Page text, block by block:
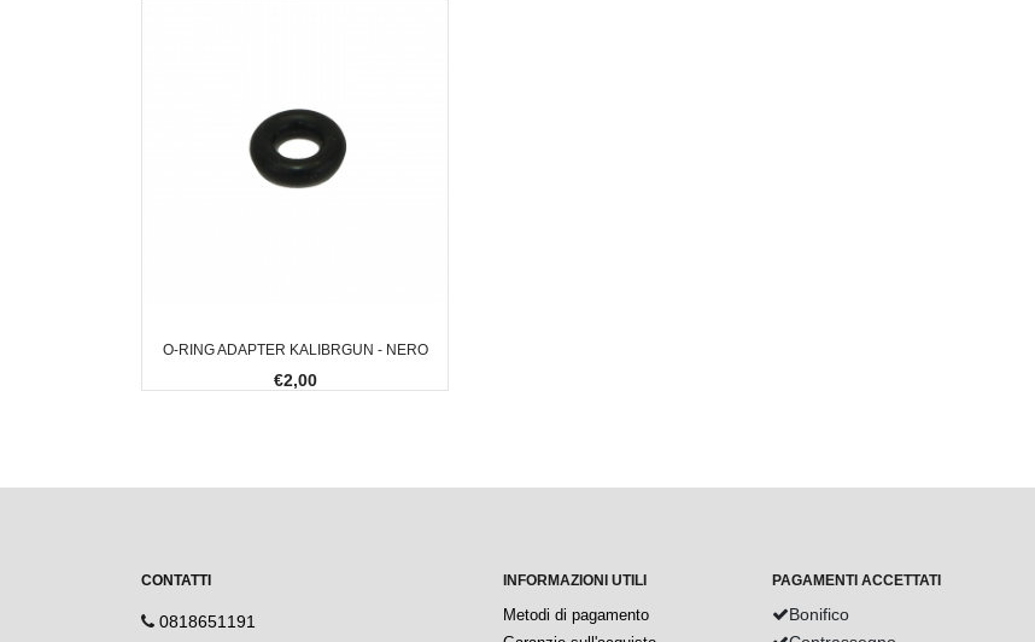
O-RING ADAPTER KALIBRGUN - NERO
€2,00
CONTATTI
0818651191
INFORMAZIONI UTILI
Metodi di pagamento
PAGAMENTI ACCETTATI
Bonifico